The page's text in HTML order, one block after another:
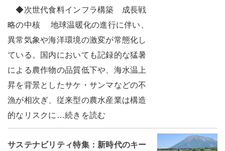
◆次世代食料インフラ構築 成長戦
略の中核 地球温暖化の進行に伴い、
異常気象や海洋環境の激変が常態化し
ている。国内においても記録的な猛暑
による農作物の品質低下や、海水温上
昇を背景としたサケ・サンマなどの不
漁が相次ぎ、従来型の農水産業は構造
的なリスクに…続きを読む
サステナビリティ特集：新時代のキー